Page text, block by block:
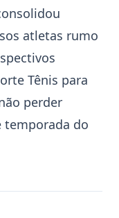
atletas rumo
Tênis para
perder
do